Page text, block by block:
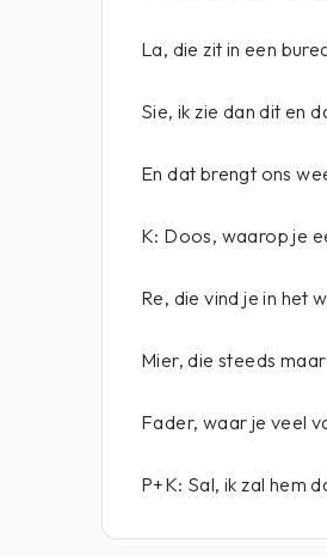
La, die zit in een
Sie, ik zie dan dit en
En dat brengt ons
K: Doos, waarop je
Re, die vind je in het
Mier, die steeds
Fader, waar je veel
P+K: Sal, ik zal hem